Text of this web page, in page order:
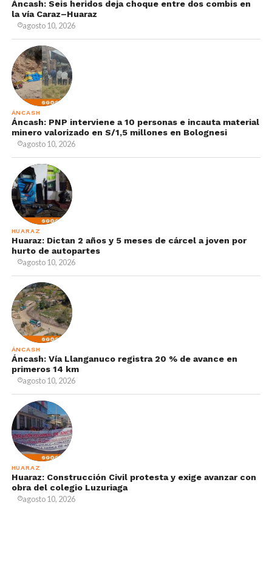
Áncash: Seis heridos deja choque entre dos combis en
la vía Caraz–Huaraz
agosto 10, 2026
ÁNCASH
Áncash: PNP interviene a 10 personas e incauta material
minero valorizado en S/1,5 millones en Bolognesi
agosto 10, 2026
HUARAZ
Huaraz: Dictan 2 años y 5 meses de cárcel a joven por
hurto de autopartes
agosto 10, 2026
ÁNCASH
Áncash: Vía Llanganuco registra 20 % de avance en
primeros 14 km
agosto 10, 2026
HUARAZ
Huaraz: Construcción Civil protesta y exige avanzar con
obra del colegio Luzuriaga
agosto 10, 2026